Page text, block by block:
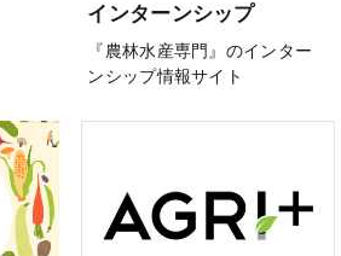
インターンシップ
『農林水産専門』のインター
ンシップ情報サイト